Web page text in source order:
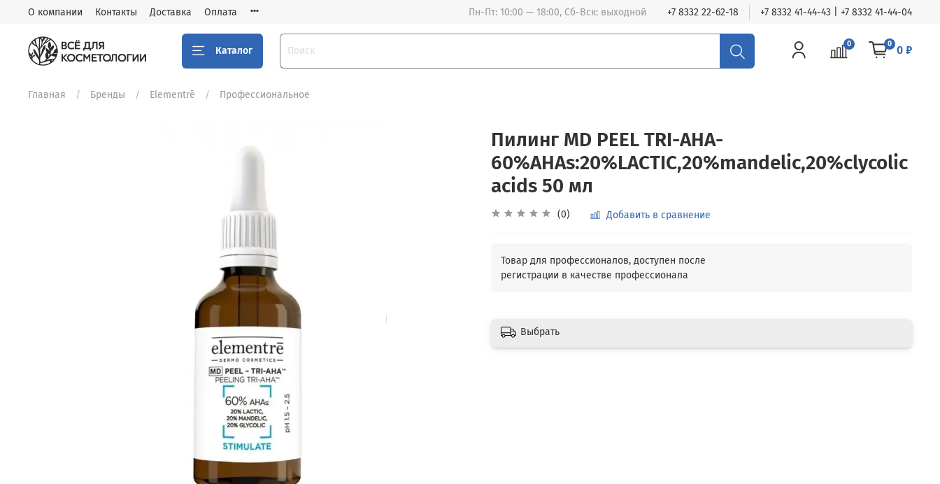
О компании Контакты Доставка Оплата Пн-Пт: 10:00 — 18:00, Сб-Вск: выходной +7 8332 22-62-18 +7 8332 41-44-43 | +7 8332 41-44-04
Каталог
0 0 0 ₽
Главная Бренды Elementrē Профессиональное
Пилинг MD PEEL TRI-AHA-
60%AHAs:20%LACTIC,20%mandelic,20%clycolic
acids 50 мл
(0) Добавить в сравнение
Выбрать